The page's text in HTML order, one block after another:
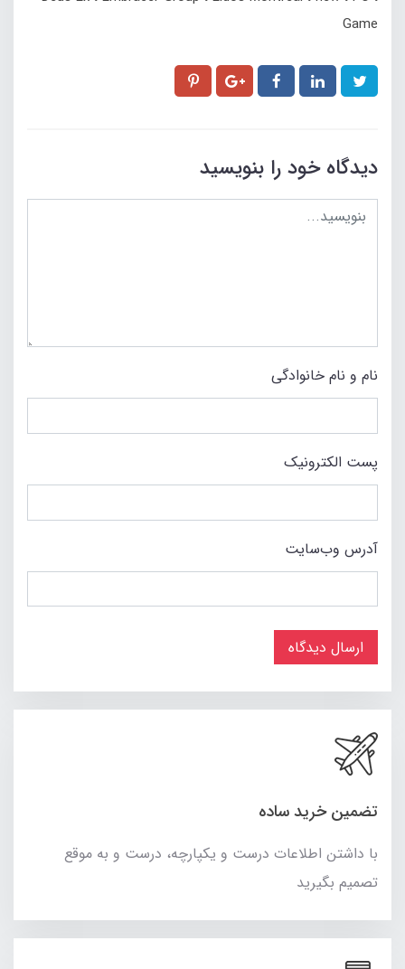
Game
دیدگاه خود را بنویسید
نام و نام خانوادگی
پست الکترونیک
آدرس وب‌سایت
ارسال دیدگاه
تضمین خرید ساده
با داشتن اطلاعات درست و یکپارچه، درست و به موقع
تصمیم بگیرید